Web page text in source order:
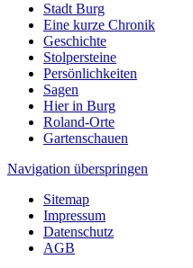
Stadt Burg
Eine kurze Chronik
Geschichte
Stolpersteine
Persönlichkeiten
Sagen
Hier in Burg
Roland-Orte
Gartenschauen
Navigation überspringen
Sitemap
Impressum
Datenschutz
AGB